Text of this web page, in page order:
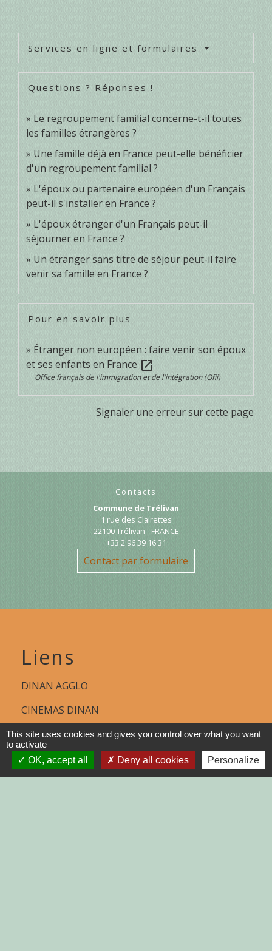
Services en ligne et formulaires
Questions ? Réponses !
Le regroupement familial concerne-t-il toutes
les familles étrangères ?
Une famille déjà en France peut-elle bénéficier
d'un regroupement familial ?
L'époux ou partenaire européen d'un Français
peut-il s'installer en France ?
L'époux étranger d'un Français peut-il
séjourner en France ?
Un étranger sans titre de séjour peut-il faire
venir sa famille en France ?
Pour en savoir plus
Étranger non européen : faire venir son époux
et ses enfants en France open_in_new
Office français de l'immigration et de l'intégration (Ofii)
Signaler une erreur sur cette page
Contacts
Commune de Trélivan
1 rue des Clairettes
22100 Trélivan - FRANCE
+33 2 96 39 16 31
Contact par formulaire
Liens
DINAN AGGLO
CINEMAS DINAN
COTES D'ARMOR
REGION BRETAGNE
This site uses cookies and gives you control over what you want
to activate
OK, accept all
Deny all cookies Personalize